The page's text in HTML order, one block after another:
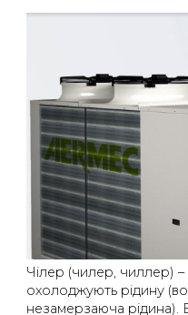
Чілер (чилер, чиллер)
охолоджують рідину
незамерзаюча рідина).